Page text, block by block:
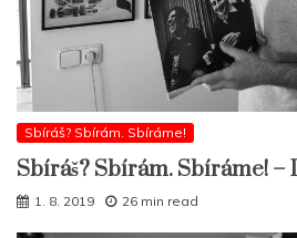
Sbíráš? Sbírám. Sbíráme!
Sbíráš? Sbírám. Sbíráme!
1. 8. 2019 26 min read